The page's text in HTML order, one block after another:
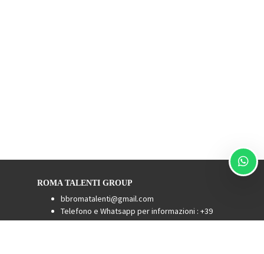
ROMA TALENTI GROUP
bbromatalenti@gmail.com
Telefono e Whatsapp per informazioni : +39
3511910101